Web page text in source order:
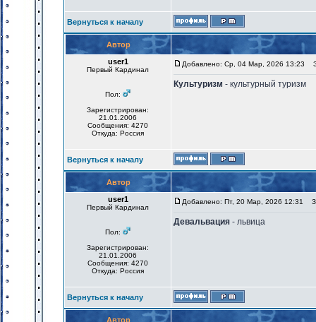
Вернуться к началу
Автор
user1
Первый Кардинал
Пол:
Зарегистрирован:
21.01.2006
Сообщения: 4270
Откуда: Россия
Добавлено: Ср, 04 Мар, 2026 13:23
Культуризм - культурный туризм
Вернуться к началу
Автор
user1
Первый Кардинал
Пол:
Зарегистрирован:
21.01.2006
Сообщения: 4270
Откуда: Россия
Добавлено: Пт, 20 Мар, 2026 12:31
Девальвация - львица
Вернуться к началу
Автор